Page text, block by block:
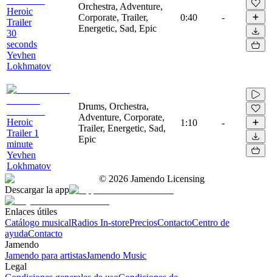
Heroic
Trailer
30
seconds
Yevhen
Lokhmatov
Orchestra, Adventure,
Corporate, Trailer,
Energetic, Sad, Epic
0:40 -
Heroic
Trailer 1
minute
Yevhen
Lokhmatov
Drums, Orchestra,
Adventure, Corporate,
Trailer, Energetic, Sad,
Epic
1:10 -
© 2026 Jamendo Licensing
Descargar la app
Enlaces útiles
Catálogo musicalRadios In-storePreciosContactoCentro de
ayudaContacto
Jamendo
Jamendo para artistasJamendo Music
Legal